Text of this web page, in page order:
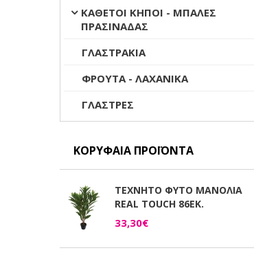
ΚΑΘΕΤΟΙ ΚΗΠΟΙ - ΜΠΑΛΕΣ
ΠΡΑΣΙΝΑΔΑΣ
ΓΛΑΣΤΡΑΚΙΑ
ΦΡΟΥΤΑ - ΛΑΧΑΝΙΚΑ
ΓΛΑΣΤΡΕΣ
ΚΟΡΥΦΑΊΑ ΠΡΟΪΌΝΤΑ
ΤΕΧΝΗΤΟ ΦΥΤΟ ΜΑΝΟΛΙΑ
REAL TOUCH 86ΕΚ.
33,30€